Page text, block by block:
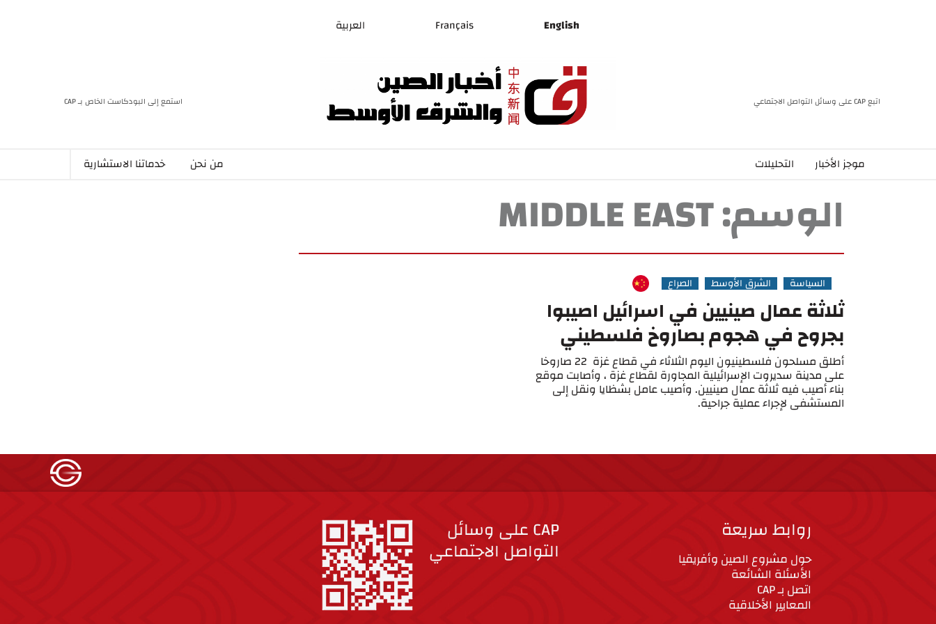
English
Français العربية
اتبع CAP على وسائل التواصل الاجتماعي استمع إلى البودكاست الخاص بـ CAP
موجز الأخبار التحليلات من نحن خدماتنا الاستشارية
الوسم:MIDDLE EAST
السياسة الشرق الأوسط الصراع
ثلاثة عمال صينيين في اسرائيل اصيبوا
بجروح في هجوم بصاروخ فلسطيني
أطلق مسلحون فلسطينيون اليوم الثلاثاء في قطاع غزة 22 صاروخا
على مدينة سديروت الإسرائيلية المجاورة لقطاع غزة ، وأصابت موقع
بناء أصيب فيه ثلاثة عمال صينيين. وأصيب عامل بشظايا ونقل إلى
المستشفى لإجراء عملية جراحية.
روابط سريعة
حول مشروع الصين وأفريقيا
الأسئلة الشائعة
اتصل بـ CAP
المعايير الأخلاقية
CAP على وسائل
التواصل الاجتماعي